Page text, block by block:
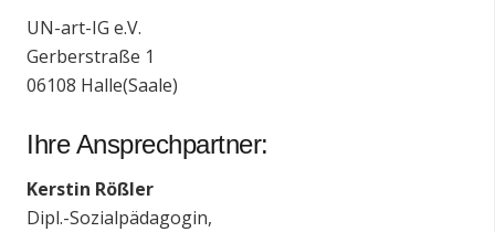
Ihre Ansprechpartner:
Kerstin Rößler
Dipl.-Sozialpädagogin,
UN-art-IG e.V.
Gerberstraße 1
06108 Halle(Saale)